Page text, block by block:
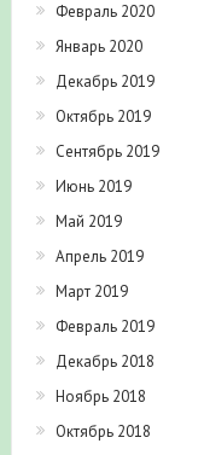
Февраль 2020
Январь 2020
Декабрь 2019
Октябрь 2019
Сентябрь 2019
Июнь 2019
Май 2019
Апрель 2019
Март 2019
Февраль 2019
Декабрь 2018
Ноябрь 2018
Октябрь 2018